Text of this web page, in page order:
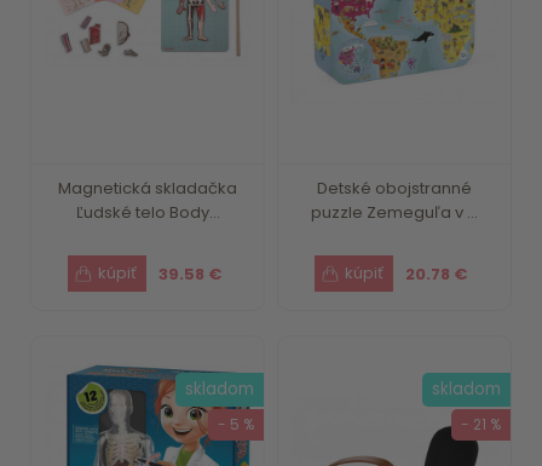
Magnetická skladačka
Ľudské telo Body...
39.58 €
Detské obojstranné
puzzle Zemeguľa v ...
20.78 €
skladom
- 5 %
skladom
- 21 %